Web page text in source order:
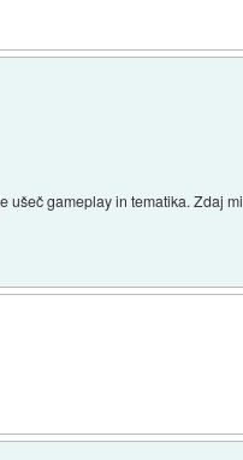
ušeč gameplay in tematika. Zdaj